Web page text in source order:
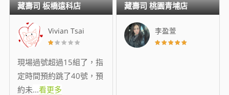
Vivian Tsai
現場過號超過15組了，指
定時間預約跳了40號，預
約未...看更多
藏壽司 板橋遠科店
李盈萱
藏壽司 桃園青埔店